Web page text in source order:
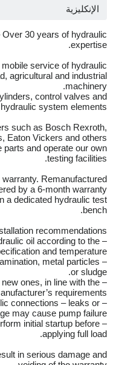
الإنكليزية
30 years of hydraulic
expertise.
service of hydraulic
agricultural and industrial
machinery.
control valves and
system elements.
such as Bosch Rexroth,
Eaton Vickers and others.
and operate our own
testing facilities.
Remanufactured
by a 6-month warranty.
a dedicated hydraulic test
bench.
recommendations:
oil according to the
and temperature.
metal particles
or sludge.
new ones, in line with the
requirements.
connections – leaks or
may cause pump failure.
initial startup before
applying full load.
in serious damage and